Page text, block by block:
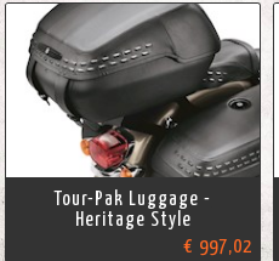
Tour-Pak Luggage -
Heritage Style
€ 997,02